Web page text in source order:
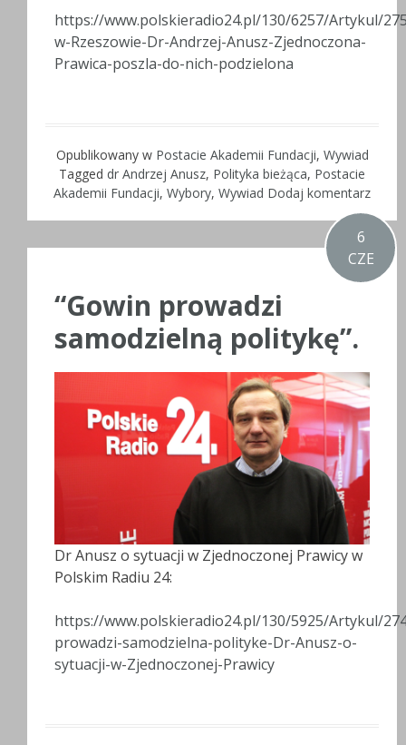
https://www.polskieradio24.pl/130/6257/Artykul/
w-Rzeszowie-Dr-Andrzej-Anusz-Zjednoczona-
Prawica-poszla-do-nich-podzielona
Opublikowany w Postacie Akademii Fundacji, Wywiad
Tagged dr Andrzej Anusz, Polityka bieżąca, Postacie
Akademii Fundacji, Wybory, Wywiad Dodaj komentarz
6
CZE
“Gowin prowadzi
samodzielną politykę”.
Dr Anusz o sytuacji w Zjednoczonej Prawicy w
Polskim Radiu 24:
https://www.polskieradio24.pl/130/5925/Artykul/
prowadzi-samodzielna-polityke-Dr-Anusz-o-
sytuacji-w-Zjednoczonej-Prawicy